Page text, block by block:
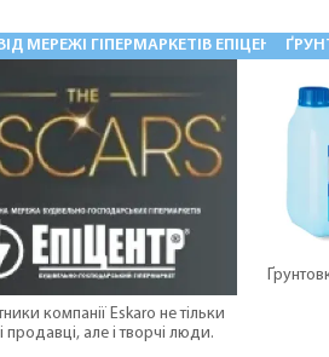
ВІД МЕРЕЖІ ГІПЕРМАРКЕТІВ ЕПІЦЕНТР К
компанії Eskaro не тільки
продавці, але і творчі люди.